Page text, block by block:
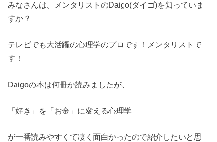
みなさんは、メンタリストのDaigo(ダイゴ)を知っていま
すか？
テレビでも大活躍の心理学のプロです！メンタリストで
す！
Daigoの本は何冊か読みましたが、
「好き」を「お金」に変える心理学
が一番読みやすくて凄く面白かったので紹介したいと思